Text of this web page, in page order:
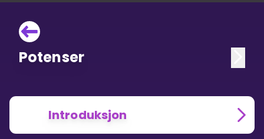
Potenser
Introduksjon